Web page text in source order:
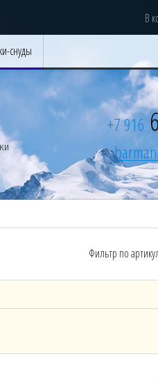
+7 916
В
снуды
Фильтр по